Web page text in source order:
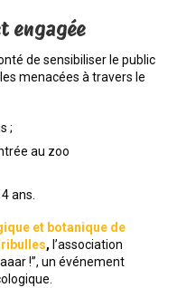
engagée
de sensibiliser le public
menacées à travers le
;
au zoo
ans.
et botanique de
, l’association
!”, un événement